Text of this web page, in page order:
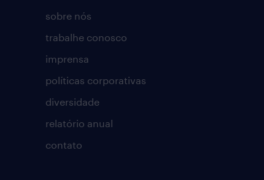
sobre nós
trabalhe conosco
imprensa
políticas corporativas
diversidade
relatório anual
contato